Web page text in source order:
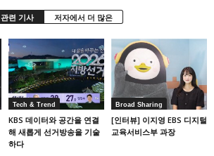
관련 기사 저자에서 더 많은
Tech & Trend
KBS 데이터와 공간을 연결
해 새롭게 선거방송을 기술
하다
Broad Sharing
[인터뷰] 이지영 EBS 디지털
교육서비스부 과장